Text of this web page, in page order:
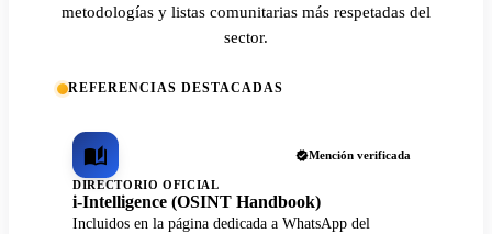
metodologías y listas comunitarias más respetadas del
sector.
REFERENCIAS DESTACADAS
Mención verificada
DIRECTORIO OFICIAL
i-Intelligence (OSINT Handbook)
Incluidos en la página dedicada a WhatsApp del